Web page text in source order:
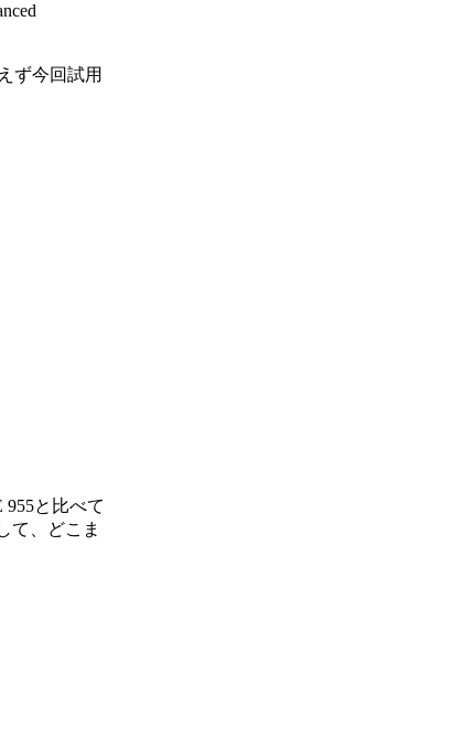
ず今回試用
と比べて
て、どこま